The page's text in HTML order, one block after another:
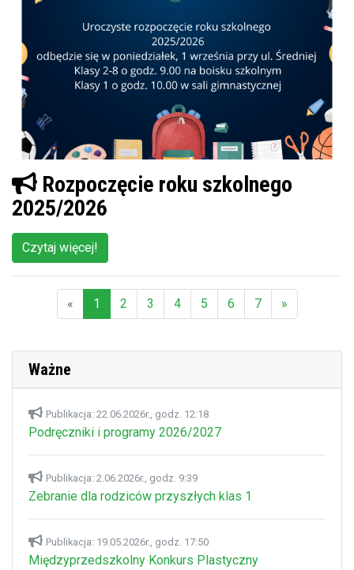
Rozpoczęcie roku szkolnego
2025/2026
Czytaj więcej!
«
1
2 3 4 5 6 7 »
Ważne
Publikacja: 22.06.2026r., godz. 12:18
Podręczniki i programy 2026/2027
Publikacja: 2.06.2026r., godz. 9:39
Zebranie dla rodziców przyszłych klas 1
Publikacja: 19.05.2026r., godz. 17:50
Międzyprzedszkolny Konkurs Plastyczny